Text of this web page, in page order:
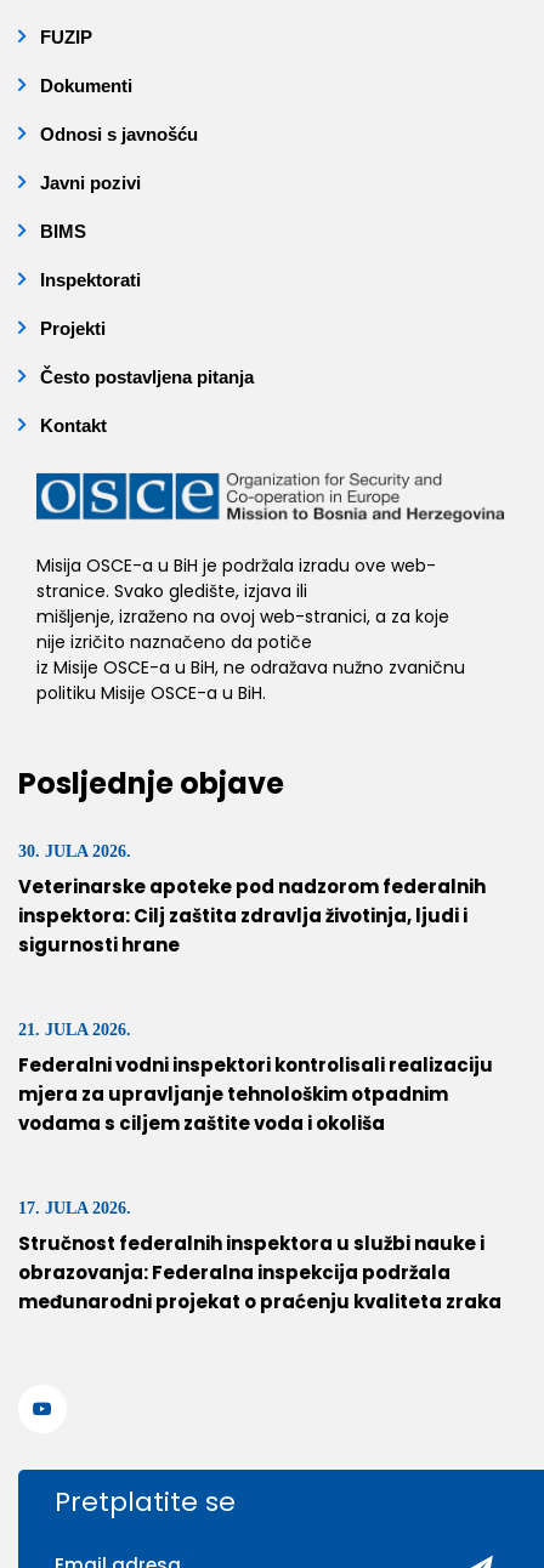
FUZIP
Dokumenti
Odnosi s javnošću
Javni pozivi
BIMS
Inspektorati
Projekti
Često postavljena pitanja
Kontakt
Misija OSCE-a u BiH je podržala izradu ove web-
stranice. Svako gledište, izjava ili
mišljenje, izraženo na ovoj web-stranici, a za koje
nije izričito naznačeno da potiče
iz Misije OSCE-a u BiH, ne odražava nužno zvaničnu
politiku Misije OSCE-a u BiH.
Posljednje objave
30. JULA 2026.
Veterinarske apoteke pod nadzorom federalnih
inspektora: Cilj zaštita zdravlja životinja, ljudi i
sigurnosti hrane
21. JULA 2026.
Federalni vodni inspektori kontrolisali realizaciju
mjera za upravljanje tehnološkim otpadnim
vodama s ciljem zaštite voda i okoliša
17. JULA 2026.
Stručnost federalnih inspektora u službi nauke i
obrazovanja: Federalna inspekcija podržala
međunarodni projekat o praćenju kvaliteta zraka
Pretplatite se